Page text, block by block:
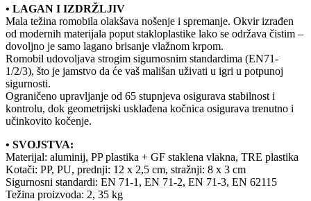
• LAGAN I IZDRŽLJIV
Mala težina romobila olakšava nošenje i spremanje. Okvir izrađen
od modernih materijala poput stakloplastike lako se održava čistim –
dovoljno je samo lagano brisanje vlažnom krpom.
Romobil udovoljava strogim sigurnosnim standardima (EN71-
1/2/3), što je jamstvo da će vaš mališan uživati u igri u potpunoj
sigurnosti.
Ograničeno upravljanje od 65 stupnjeva osigurava stabilnost i
kontrolu, dok geometrijski usklađena kočnica osigurava trenutno i
učinkovito kočenje.
• SVOJSTVA:
Materijal: aluminij, PP plastika + GF staklena vlakna, TRE plastika
Kotači: PP, PU, prednji: 12 x 2,5 cm, stražnji: 8 x 3 cm
Sigurnosni standardi: EN 71-1, EN 71-2, EN 71-3, EN 62115
Težina proizvoda: 2, 35 kg